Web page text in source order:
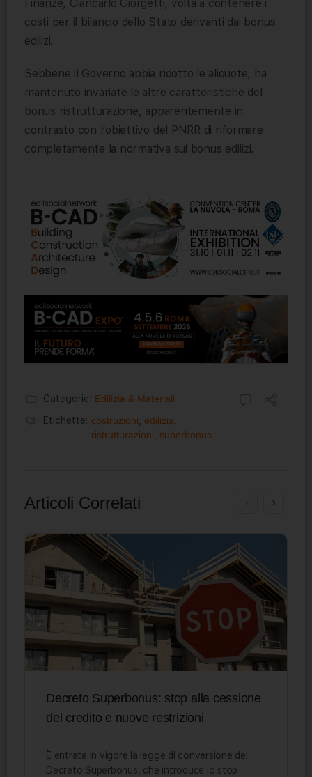
Finanze, Giancarlo Giorgetti, volta a contenere i
costi per il bilancio dello Stato derivanti dai bonus
edilizi.
Sebbene il Governo abbia ridotto le aliquote, ha
mantenuto invariate le altre caratteristiche del
bonus ristrutturazione, apparentemente in
contrasto con l’obiettivo del PNRR di riformare
completamente la normativa sui bonus edilizi.
Categorie: Edilizia & Materiali
Etichette: costruzioni edilizia
ristrutturazioni
superbonus
Articoli Correlati
Decreto Superbonus: stop alla cessione
del credito e nuove restrizioni
È entrata in vigore la legge di conversione del
Decreto Superbonus, che introduce lo stop